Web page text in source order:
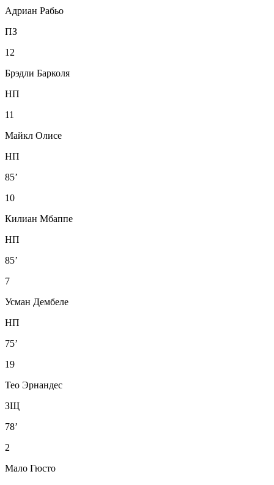
Адриан Рабьо
ПЗ
12
Брэдли Барколя
НП
11
Майкл Олисе
НП
85’
10
Килиан Мбаппе
НП
85’
7
Усман Дембеле
НП
75’
19
Тео Эрнандес
ЗЩ
78’
2
Мало Гюсто